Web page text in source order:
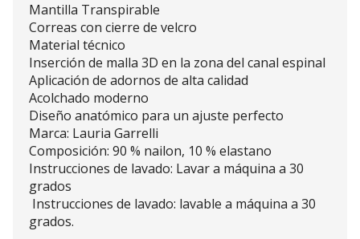
Mantilla Transpirable
Correas con cierre de velcro
Material técnico
Inserción de malla 3D en la zona del canal espinal
Aplicación de adornos de alta calidad
Acolchado moderno
Diseño anatómico para un ajuste perfecto
Marca: Lauria Garrelli
Composición: 90 % nailon, 10 % elastano
Instrucciones de lavado: Lavar a máquina a 30
grados
Instrucciones de lavado: lavable a máquina a 30
grados.